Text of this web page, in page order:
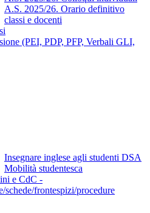
A.S. 2025/26. Orario definitivo
classi e docenti
(PEI, PDP, PFP, Verbali GLI,
Insegnare inglese agli studenti DSA
Mobilità studentesca
e CdC -
schede/frontespizi/procedure